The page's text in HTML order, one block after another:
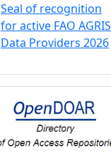
Seal of recognition
for active FAO AGRIS
Data Providers 2026